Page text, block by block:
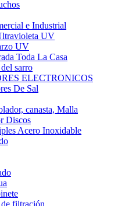
e Industrial
UV
UV
Toda La Casa
sarro
ELECTRONICOS
De Sal
canasta, Malla
Discos
Acero Inoxidable
filtración